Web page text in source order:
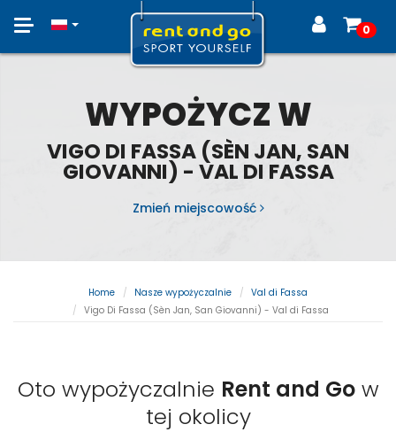
Toggle
0
WYPOŻYCZ W
VIGO DI FASSA (SÈN JAN, SAN
GIOVANNI) - VAL DI FASSA
Zmień miejscowość
Home Nasze wypożyczalnie
Val di Fassa
Vigo Di Fassa (Sèn Jan, San Giovanni) - Val di Fassa
Oto wypożyczalnie Rent and Gow
tej okolicy